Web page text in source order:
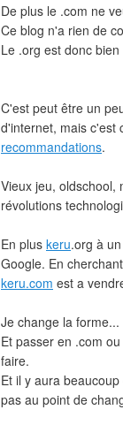
De plus le .com ne
Ce blog n'a rien de
Le .org est donc
C'est peut être un
d'internet, mais c'est
recommandations.
Vieux jeu, oldschool,
révolutions
En plus keru.org à
Google. En
keru.com est a
Je change la
Et passer en .com
faire.
Et il y aura
pas au point de